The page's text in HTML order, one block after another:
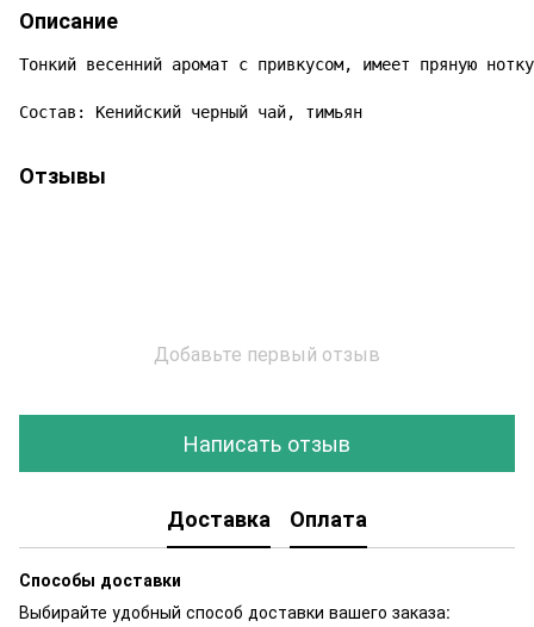
Описание
Тонкий весенний аромат с привкусом, имеет пряную
Состав: Кенийский черный чай, тимьян
Отзывы
Добавьте первый отзыв
Написать отзыв
Доставка Оплата
Способы доставки
Выбирайте удобный способ доставки вашего заказа: